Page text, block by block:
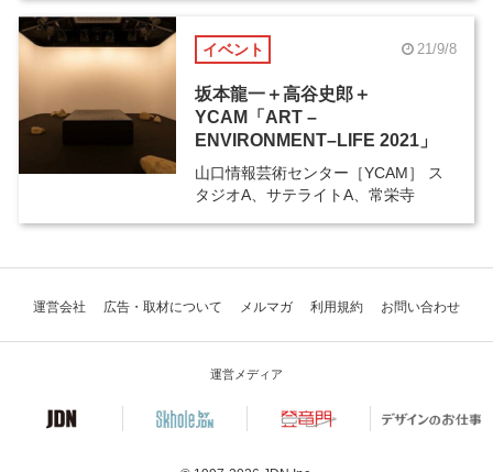
イベント 21/9/8
坂本龍一＋高谷史郎＋
YCAM「ART –
ENVIRONMENT–LIFE 2021」
山口情報芸術センター［YCAM］ ス
タジオA、サテライトA、常栄寺
運営会社 広告・取材について メルマガ 利用規約 お問い合わせ
運営メディア